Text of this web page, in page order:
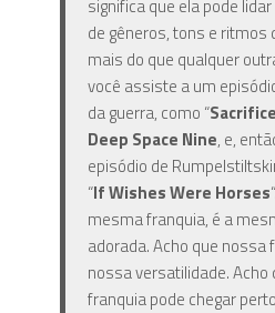
significa que ela pode
de gêneros, tons e
mais do que qualquer
você assiste a um
da guerra, como “
Deep Space Nine, e,
episódio de
“If Wishes Were Horses
mesma franquia, é a
adorada. Acho que nossa
nossa versatilidade.
franquia pode chegar